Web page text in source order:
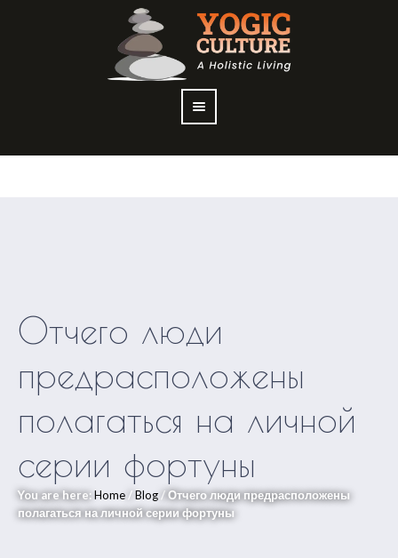
Отчего люди
предрасположены
полагаться на личной
серии фортуны
You are here:Home /Blog /Отчего люди предрасположены
полагаться на личной серии фортуны